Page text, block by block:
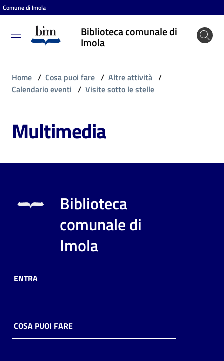
Vai al contenuto
Vai alla navigazione
Vai al footer
Comune di Imola
Biblioteca comunale di
Imola
Biblioteca
comunale
puoi
Risorse
online
Home / Cosa puoi fare / Altre attività /
Calendario eventi / Visite sotto le stelle
Multimedia
Biblioteca
comunale di
Imola
ENTRA
COSA PUOI FARE